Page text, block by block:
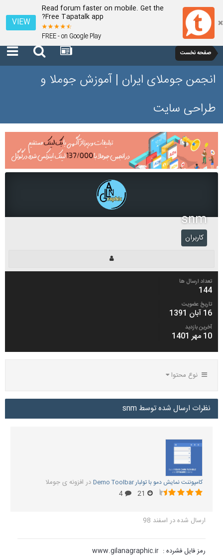
Read forum faster on mobile. Get the
Free Tapatalk app?
FREE - on Google Play
VIEW
صفحه نخست
انجمن جوملای ایران | آموزش جوملا و
طراحی سایت
snm
کاربران
تعداد ارسال ها
144
تاریخ عضویت
16 آبان 1391
آخرین بازدید
10 مهر 1401
نوع محتوا
نظرات ارسال شده توسط snm
کامپوننت نمایش دمو با تولبار Demo Toolbar در افزونه ی جوملا
ارسال شده در اسفند 98
رمز فایل فشرده : www.gilanagraphic.ir